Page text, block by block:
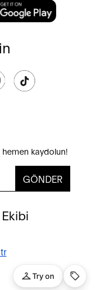
hemen kaydolun!
GÖNDER